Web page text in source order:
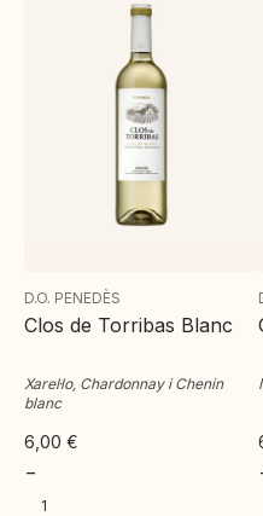
D.O. PENEDÈS
Clos de Torribas Blanc
Xarel·lo, Chardonnay i Chenin
blanc
6,00 €
−